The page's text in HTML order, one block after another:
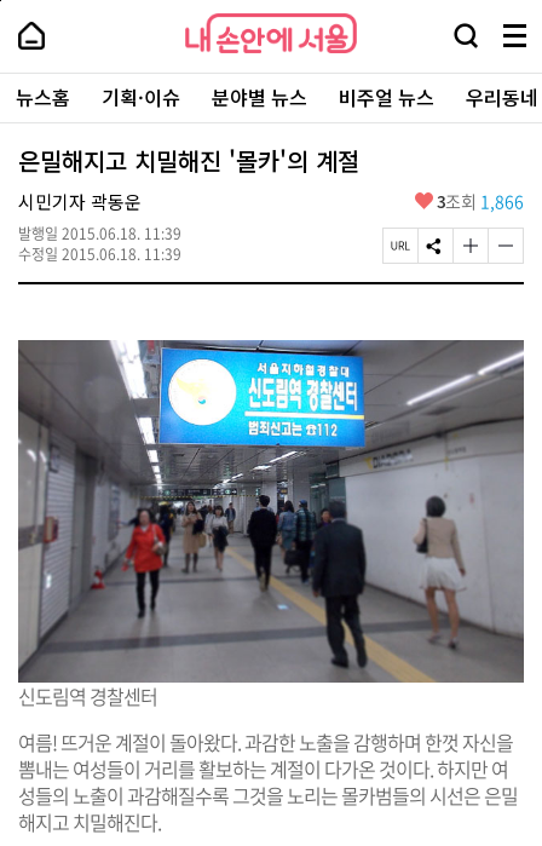
본
로
가
내
손
안
에
서
울
-
서
울
시
대
표
소
털
내
손
에
울
검
창
열
기
메
뉴
전
체
보
주
요
서
뉴스홈 기획·이슈 분야별 뉴스 비주얼 뉴스 우리동
은밀해지고 치밀해진 '몰카'의 계절
시민기자 곽동운
발행일 2015.06.18. 11:39
수정일 2015.06.18. 11:39
좋
요
3조회 1,866
페
이
R
복
사
S
N
유
하
기
글
자
크
게
변
경
하
기
글
자
작
게
변
하
기
신도림역 경찰센터
여름! 뜨거운 계절이 돌아왔다. 과감한 노출을 감행하며 한껏 자신을
뽐내는 여성들이 거리를 활보하는 계절이 다가온 것이다. 하지만 여
성들의 노출이 과감해질수록 그것을 노리는 몰카범들의 시선은 은밀
해지고 치밀해진다.
페
상
단
로